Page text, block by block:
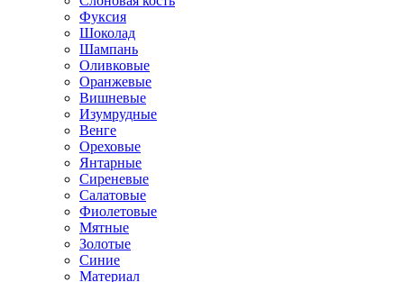
Фуксия
Шоколад
Шампань
Оливковые
Оранжевые
Вишневые
Изумрудные
Венге
Ореховые
Янтарные
Сиреневые
Салатовые
Фиолетовые
Мятные
Золотые
Синие
Материал